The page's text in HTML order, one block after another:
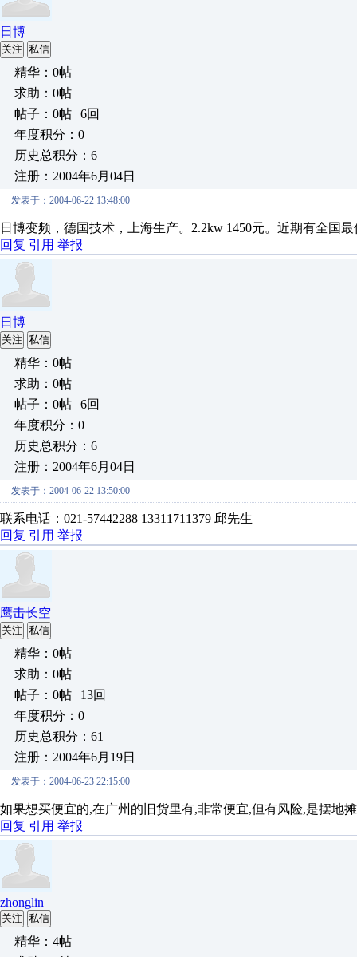
日博
关注 私信
精华：0帖
求助：0帖
帖子：0帖 | 6回
年度积分：0
历史总积分：6
注册：2004年6月04日
发表于：2004-06-22 13:48:00
日博变频，德国技术，上海生产。2.2kw 1450元。近期有全国
回复 引用 举报
日博
关注 私信
精华：0帖
求助：0帖
帖子：0帖 | 6回
年度积分：0
历史总积分：6
注册：2004年6月04日
发表于：2004-06-22 13:50:00
联系电话：021-57442288 13311711379 邱先生
回复 引用 举报
鹰击长空
关注 私信
精华：0帖
求助：0帖
帖子：0帖 | 13回
年度积分：0
历史总积分：61
注册：2004年6月19日
发表于：2004-06-23 22:15:00
如果想买便宜的,在广州的旧货里有,非常便宜,但有风险,是摆地
回复 引用 举报
zhonglin
关注 私信
精华：4帖